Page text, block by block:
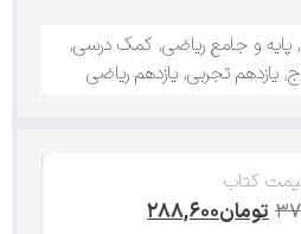
, پایه و جامع ریاضی, کمک درسی,
, یازدهم تجربی, یازدهم ریاضی
کتاب
تومان۲۸۸,۶۰۰